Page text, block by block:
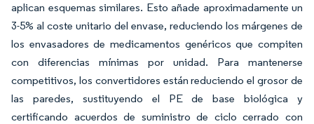
aplican esquemas similares. Esto añade aproximadamente un
3-5% al coste unitario del envase, reduciendo los márgenes de
los envasadores de medicamentos genéricos que compiten
con diferencias mínimas por unidad. Para mantenerse
competitivos, los convertidores están reduciendo el grosor de
las paredes, sustituyendo el PE de base biológica y
certificando acuerdos de suministro de ciclo cerrado con